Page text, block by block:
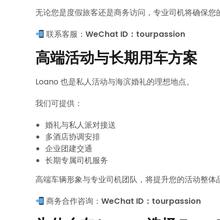
无论您是度假旅客还是商务访问，专业司机将确保您
联系客服：WeChat ID：tourpassion
高端活动与长期用车方案
Loano 也是私人活动与海滨婚礼的理想地点。
我们可提供：
婚礼与私人派对接送
多酒店协调安排
企业团建交通
长期专属司机服务
高端车辆形象与专业司机团队，将提升您的活动整体
商务合作咨询：WeChat ID：tourpassion